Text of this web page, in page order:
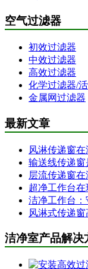
空气过滤器
初效过滤器
中效过滤器
高效过滤器
化学过滤器/
金属网过滤器
最新文章
风淋传递窗
输送线传递
层流传递窗
超净工作台
洁净工作台
风淋式传递
洁净室产品解决